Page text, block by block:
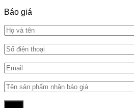
Báo giá